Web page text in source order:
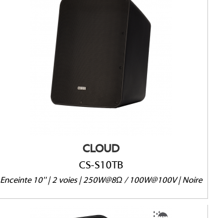
CLOUD
CS-S10TB
Enceinte 10'' | 2 voies | 250W@8Ω / 100W@100V | Noire
Version passive 8Ω/100V/70V
IP66 en option